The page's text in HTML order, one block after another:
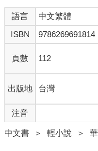
但，地上的殺人魔卻動了。
他的臉被砸碎半邊，只剩下
咧開嘴，僅牽動右邊的嘴
他絲毫不受影響地站起身，
眾人再次尖叫逃離，不過莊
器，咬緊牙關，呈現備戰狀
在怪物面前，人類的攻擊根
但他不能躲，因為他知道自
婦孺。
「鏗！」舉起的滅火器勉強
的噪音，很快地滅火器爆裂
猛咳，就在這時，殺人魔
忽然，耳邊傳來另一道劇烈
語言 中文繁體
ISBN
9786269691814
頁數 112
出版地 台灣
注音
中文書 ＞ 輕小說 ＞